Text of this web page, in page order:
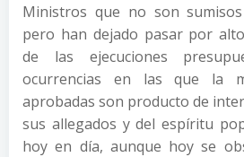
Ministros que no son
pero han dejado pasar por
de las ejecuciones
ocurrencias en las que la
aprobadas son producto de
sus allegados y del espíritu
hoy en día, aunque hoy se